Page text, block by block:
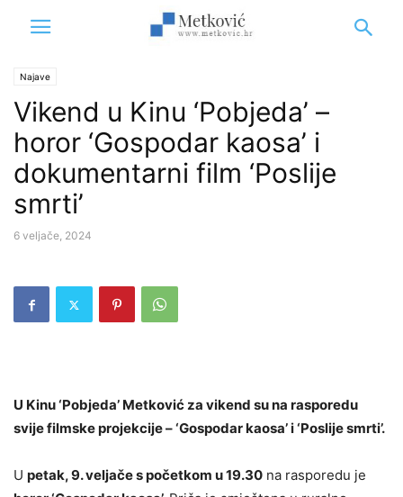
Najave
Vikend u Kinu ‘Pobjeda’ –
horor ‘Gospodar kaosa’ i
dokumentarni film ‘Poslije
smrti’
6 veljače, 2024
U Kinu ‘Pobjeda’ Metković za vikend su na rasporedu
svije filmske projekcije – ‘Gospodar kaosa’ i ‘Poslije smrti’.
U petak, 9. veljače s početkom u 19.30 na rasporedu je